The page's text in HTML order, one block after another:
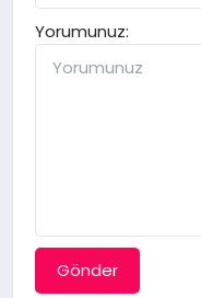
Yorumunuz:
Gönder